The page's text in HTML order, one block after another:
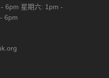
6pm 星期六: 1pm -
6pm